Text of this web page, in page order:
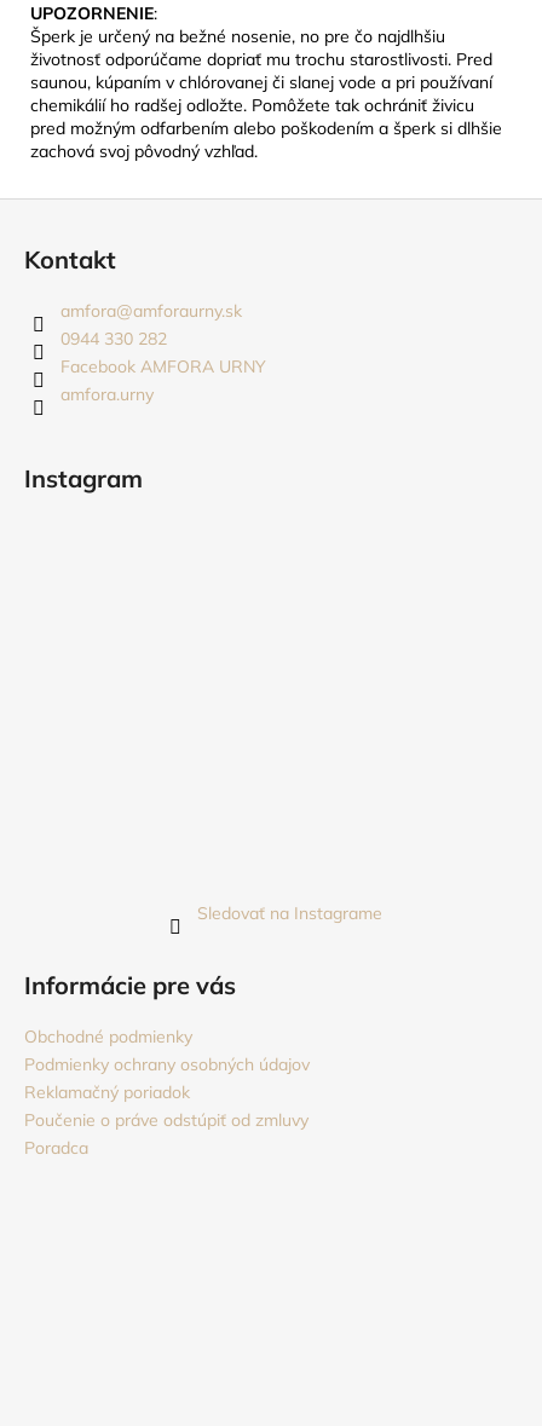
UPOZORNENIE:
Šperk je určený na bežné nosenie, no pre čo najdlhšiu
životnosť odporúčame dopriať mu trochu starostlivosti. Pred
saunou, kúpaním v chlórovanej či slanej vode a pri používaní
chemikálií ho radšej odložte. Pomôžete tak ochrániť živicu
pred možným odfarbením alebo poškodením a šperk si dlhšie
zachová svoj pôvodný vzhľad.
Kontakt
amfora@amforaurny.sk
0944 330 282
Facebook AMFORA URNY
amfora.urny
Instagram
Sledovať na Instagrame
Informácie pre vás
Obchodné podmienky
Podmienky ochrany osobných údajov
Reklamačný poriadok
Poučenie o práve odstúpiť od zmluvy
Poradca